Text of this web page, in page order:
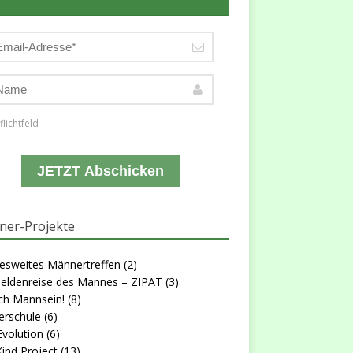
JETZT Abschicken
Projekte
Männertreffen (2)
des Mannes – ZIPAT (3)
Mannsein! (8)
(6)
(6)